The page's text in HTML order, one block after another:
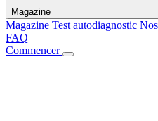
Magazine
Magazine Test autodiagnostic
FAQ
Commencer